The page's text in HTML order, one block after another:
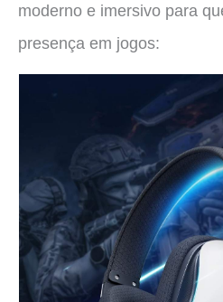
moderno e imersivo para
presença em jogos: